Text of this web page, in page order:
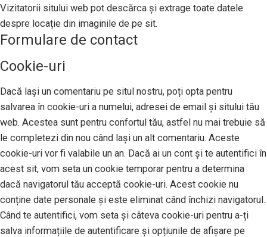
Vizitatorii sitului web pot descărca și extrage toate datele
despre locație din imaginile de pe sit.
Formulare de contact
Cookie-uri
Dacă lași un comentariu pe situl nostru, poți opta pentru
salvarea în cookie-uri a numelui, adresei de email și sitului tău
web. Acestea sunt pentru confortul tău, astfel nu mai trebuie să
le completezi din nou când lași un alt comentariu. Aceste
cookie-uri vor fi valabile un an. Dacă ai un cont și te autentifici în
acest sit, vom seta un cookie temporar pentru a determina
dacă navigatorul tău acceptă cookie-uri. Acest cookie nu
conține date personale și este eliminat când închizi navigatorul.
Când te autentifici, vom seta și câteva cookie-uri pentru a-ți
salva informațiile de autentificare și opțiunile de afișare pe